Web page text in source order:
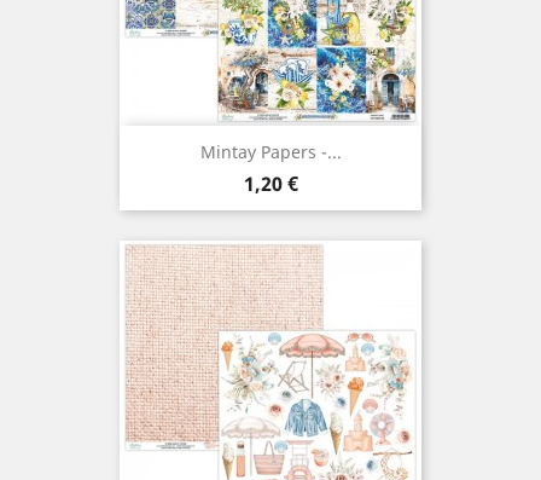
Mintay Papers -...
Prix
1,20 €